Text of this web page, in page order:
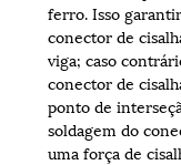
ferro. Isso
conector de
viga; caso
conector de
ponto de
soldagem do
uma força de